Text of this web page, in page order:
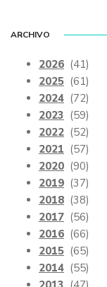
ARCHIVO
2026 (41)
2025 (61)
2024 (72)
2023 (59)
2022 (52)
2021 (57)
2020 (90)
2019 (37)
2018 (38)
2017 (56)
2016 (66)
2015 (65)
2014 (55)